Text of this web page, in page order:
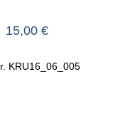
15,00 €
KRU16_06_005